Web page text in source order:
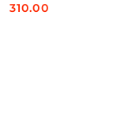
Cena:
310.00